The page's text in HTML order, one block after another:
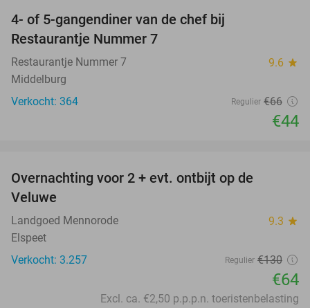
4- of 5-gangendiner van de chef bij
Restaurantje Nummer 7
Restaurantje Nummer 7 9.6 star
Middelburg
Verkocht: 364
Regulier €66
€44
Overnachting voor 2 + evt. ontbijt op de
Veluwe
Landgoed Mennorode 9.3 star
Elspeet
Verkocht: 3.257
Regulier €130
€64
Excl. ca. €2,50 p.p.p.n. toeristenbelasting